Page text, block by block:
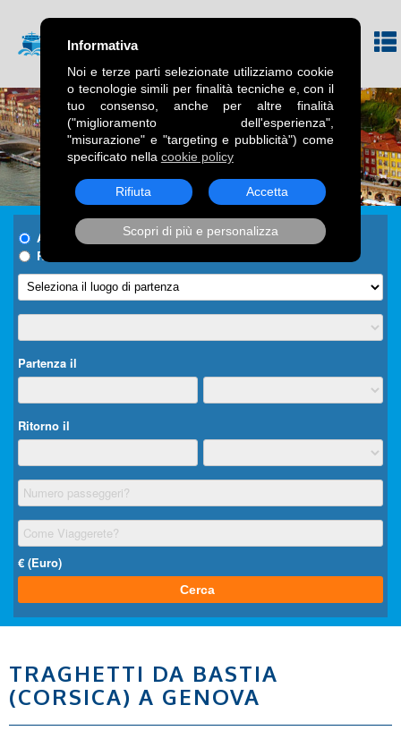
TRAGHETTI DA BASTIA
(CORSICA) A GENOVA
Informativa
Noi e terze parti selezionate utilizziamo cookie
o tecnologie simili per finalità tecniche e, con il
tuo consenso, anche per altre finalità
("miglioramento dell'esperienza",
"misurazione" e "targeting e pubblicità") come
specificato nella cookie policy
Rifiuta Accetta
Scopri di più e personalizza